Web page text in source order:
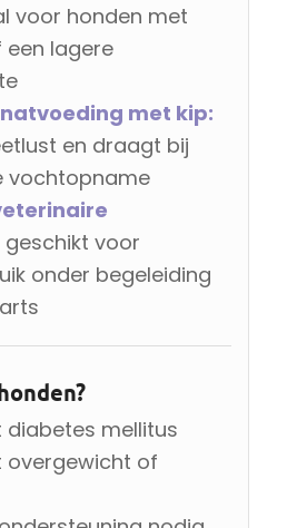
voor honden met
lagere
met kip:
en draagt bij
vochtopname
geschikt voor
onder begeleiding
diabetes mellitus
overgewicht of